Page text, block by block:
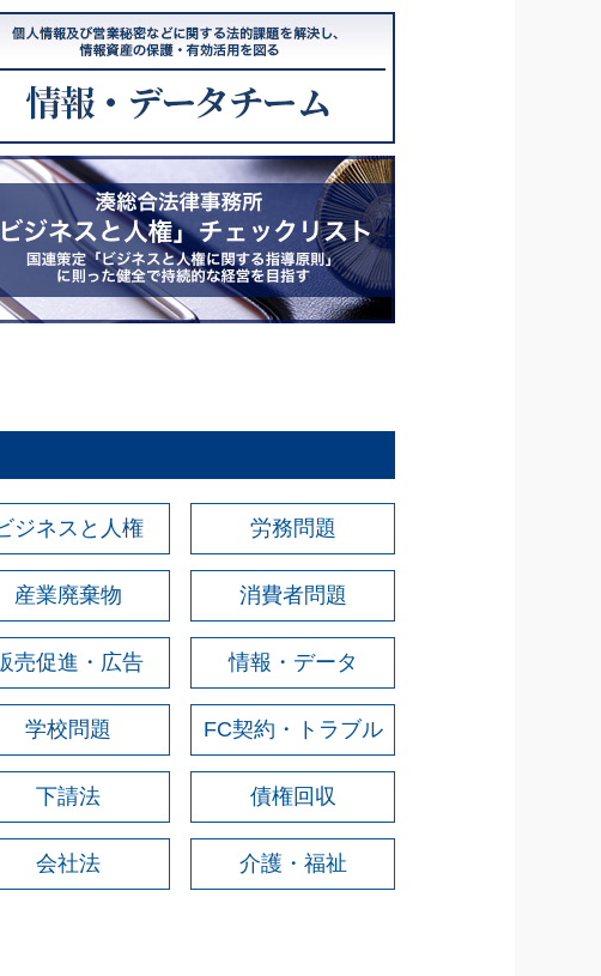
ジネスと人権 労務問題
産業廃棄物 消費者問題
売促進・広告 情報・データ
学校問題 FC契約・トラブル
下請法 債権回収
会社法 介護・福祉